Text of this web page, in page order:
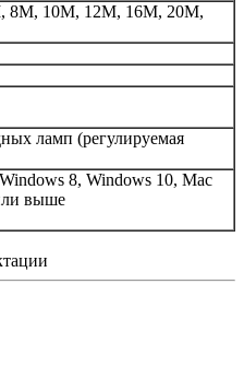
8M, 10M, 12M, 16M, 20M,
ламп (регулируемая
8, Windows 10, Mac
выше